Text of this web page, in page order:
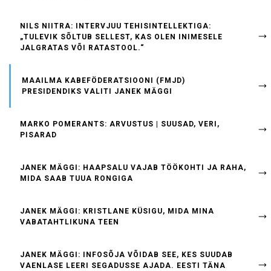
NILS NIITRA: INTERVJUU TEHISINTELLEKTIGA:
„TULEVIK SÕLTUB SELLEST, KAS OLEN INIMESELE
JALGRATAS VÕI RATASTOOL.“
MAAILMA KABEFÖDERATSIOONI (FMJD)
PRESIDENDIKS VALITI JANEK MÄGGI
MARKO POMERANTS: ARVUSTUS | SUUSAD, VERI,
PISARAD
JANEK MÄGGI: HAAPSALU VAJAB TÖÖKOHTI JA RAHA,
MIDA SAAB TUUA RONGIGA
JANEK MÄGGI: KRISTLANE KÜSIGU, MIDA MINA
VABATAHTLIKUNA TEEN
JANEK MÄGGI: INFOSÕJA VÕIDAB SEE, KES SUUDAB
VAENLASE LEERI SEGADUSSE AJADA. EESTI TÄNA